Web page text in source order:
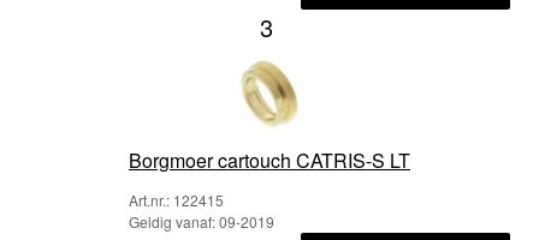
3
Borgmoer cartouch CATRIS-S LT
Art.nr.: 122415
Geldig vanaf: 09-2019